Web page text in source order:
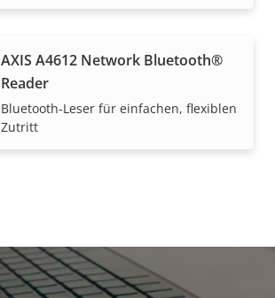
AXIS A4612 Network Bluetooth®
Reader
Bluetooth-Leser für einfachen, flexiblen
Zutritt